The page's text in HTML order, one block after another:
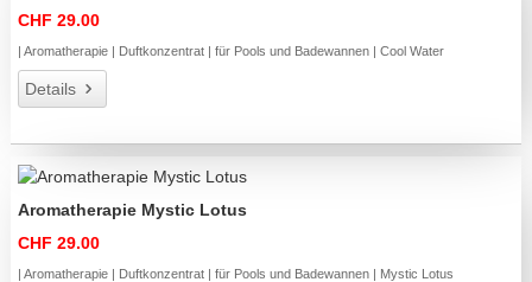
CHF 29.00
| Aromatherapie | Duftkonzentrat | für Pools und Badewannen | Cool Water
Details
Aromatherapie Mystic Lotus
CHF 29.00
| Aromatherapie | Duftkonzentrat | für Pools und Badewannen | Mystic Lotus